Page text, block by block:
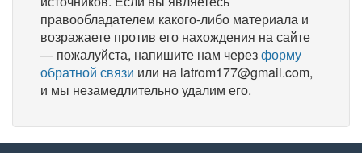
правообладателем какого-либо материала и
возражаете против его нахождения на сайте
— пожалуйста, напишите нам черезформу
обратной связи или на latrom177@gmail.com,
и мы незамедлительно удалим его.